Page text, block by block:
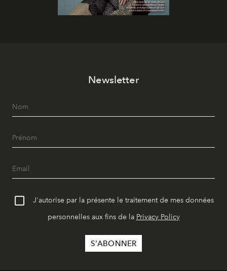
Newsletter
J'autorise par la présente le traitement de mes données
personnelles aux fins de la Privacy Policy